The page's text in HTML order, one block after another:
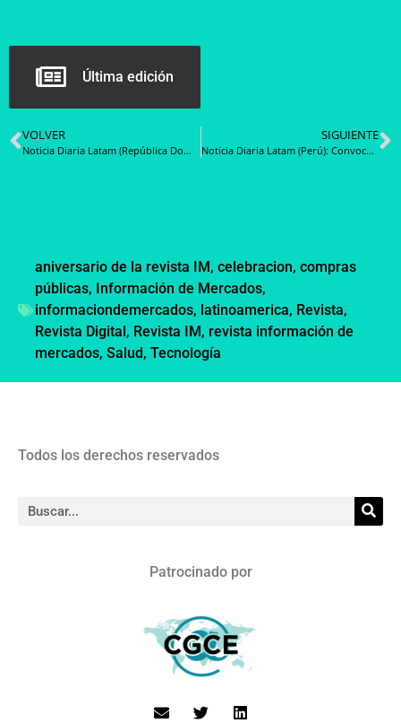
Última edición
VOLVER
Noticia Diaria Latam (República Dominicana): Superintendencia de Seguros y Contrataciones Públicas acuerdan fortalecer fiscalización en la contratación de seguros y fianzas
SIGUIENTE
Noticia Diaria Latam (Perú): Convocatoria para proveedores: adquisición de solución hiper convergente para procesamiento y almacenamiento de datos
aniversario de la revista IM, celebracion, compras
públicas, Información de Mercados,
informaciondemercados, latinoamerica, Revista,
Revista Digital, Revista IM, revista información de
mercados, Salud, Tecnología
Todos los derechos reservados
Patrocinado por